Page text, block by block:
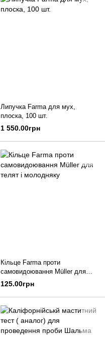
Липучка Farma для мух,
плоска, 100 шт.
1 550.00грн
Кільце Farma проти
самовидоювання Müller для
телят і молодняку
125.00грн